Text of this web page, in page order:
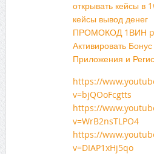
открывать кейсы в
кейсы вывод денег
ПРОМОКОД 1ВИН
Активировать
Приложения и
https://
v=bjQOoFcgtts
https://
v=WrB2nsTLPO4
https://
v=DIAP1xHj5qo